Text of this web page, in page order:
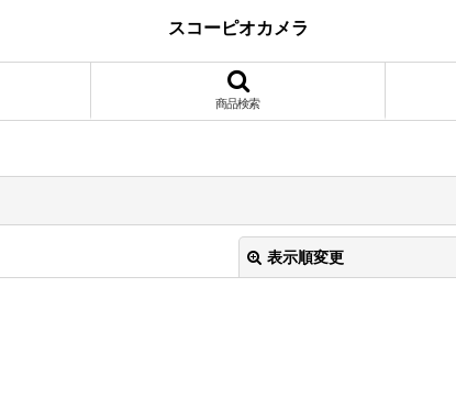
スコーピオカメラ
商品検索
表示順変更